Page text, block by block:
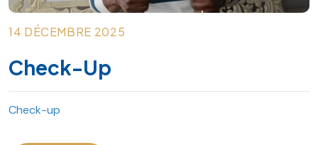
14 DÉCEMBRE 2025
Check-Up
Check-up